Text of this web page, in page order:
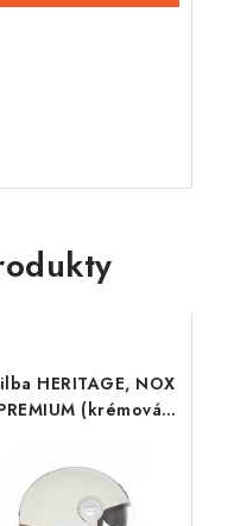
HERITAGE, NOX
(krémová